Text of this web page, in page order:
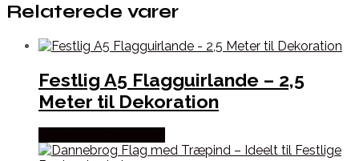
Relaterede varer
Festlig A5 Flagguirlande – 2,5
Meter til Dekoration